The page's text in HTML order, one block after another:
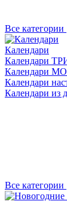
Все категории
Календари
Календари
Календари
Календари
Календари из
Все категории